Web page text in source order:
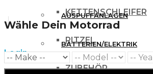
KETTENSCHLEIFER
RITZEL
ZUBEHÖR
Login
AUSPUFFANLAGEN
BATTERIEN/ELEKTRIK
Wähle Dein Motorrad